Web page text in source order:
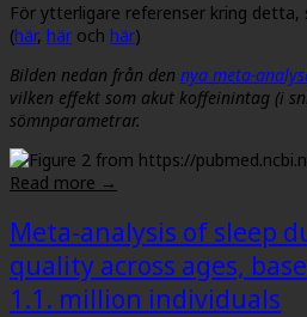
För ytterligare referenser kring
(här, här och här)
Bilden nedan från den nya meta-
vilken effekt som akut koffeinintag (i
sömnparametrar.
Read more →
Meta-analysis of sleep
quality across ages,
1.1. million individuals